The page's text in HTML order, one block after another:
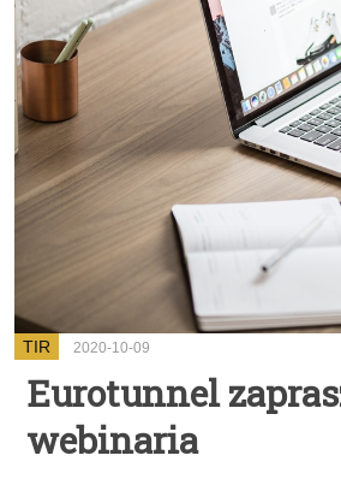
TIR 2020-10-09
Eurotunnel
webinaria